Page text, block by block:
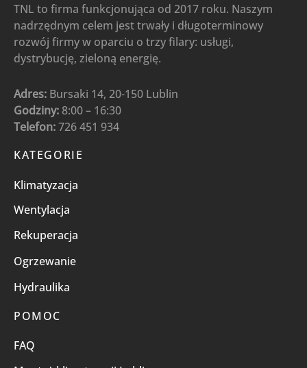
TNL to firma funkcjonująca od 2017 roku. Naszym
nadrzędnym celem jest trwały i długoterminowy
rozwój firmy w oparciu o trzy filary: usługi,
dystrybucję, zieloną energię.
Adres: Bursaki 14, 20-150 Lublin
Godziny: 8:00 – 16:30
Telefon:726 451 934
KATEGORIE
Klimatyzacja
Wentylacja
Rekuperacja
Ogrzewanie
Hydraulika
POMOC
FAQ